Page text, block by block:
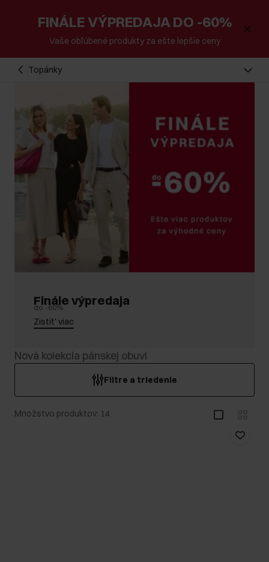
FINÁLE VÝPREDAJA DO -60%
Vaše obľúbené produkty za ešte lepšie ceny
Topánky
Finále výpredaja
do -60%
Zistit' viac
Nová kolekcia pánskej obuvi
Filtre a triedenie
Množstvo produktov: 14